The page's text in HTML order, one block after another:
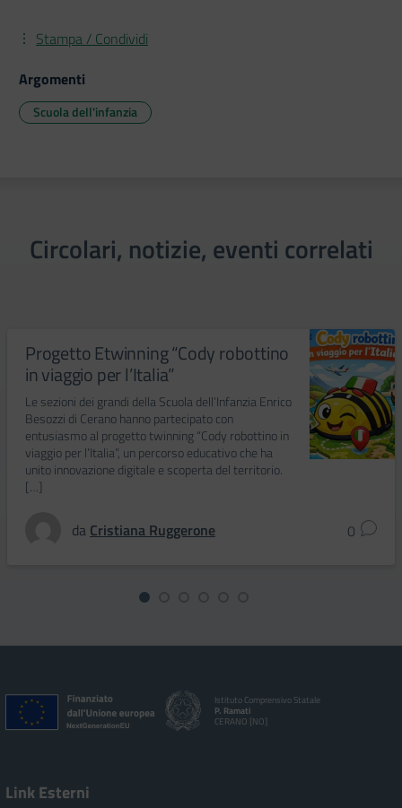
Stampa / Condividi
Argomenti
Scuola dell'infanzia
Circolari, notizie, eventi correlati
Progetto Etwinning “Cody robottino
in viaggio per l’Italia”
Le sezioni dei grandi della Scuola dell’Infanzia Enrico
Besozzi di Cerano hanno partecipato con
entusiasmo al progetto twinning “Cody robottino in
viaggio per l’Italia”, un percorso educativo che ha
unito innovazione digitale e scoperta del territorio.
[…]
da Cristiana Ruggerone 0
Istituto Comprensivo Statale
P. Ramati
CERANO [NO]
Link Esterni